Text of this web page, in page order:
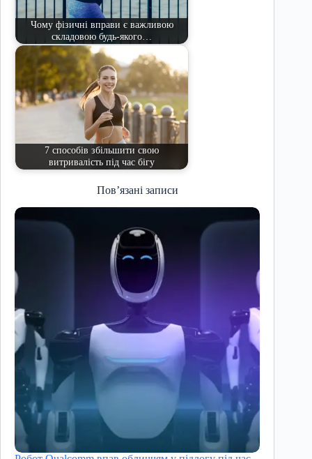
Чому фізичні вправи є важливою
складовою будь-якого…
7 способів збільшити свою
витривалість під час бігу
Пов’язані записи